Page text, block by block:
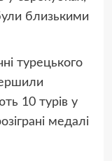
близькими
турецького
10 турів у
медалі